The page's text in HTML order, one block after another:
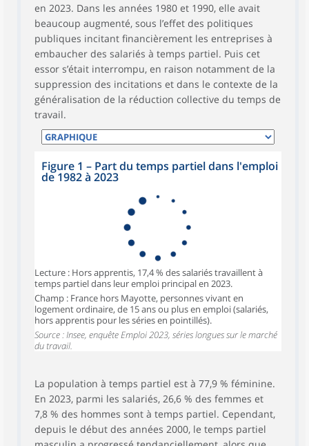
en 2023. Dans les années 1980 et 1990, elle avait
beaucoup augmenté, sous l’effet des politiques
publiques incitant financièrement les entreprises à
embaucher des salariés à temps partiel. Puis cet
essor s’était interrompu, en raison notamment de la
suppression des incitations et dans le contexte de la
généralisation de la réduction collective du temps de
travail.
Figure 1 – Part du temps partiel dans l'emploi
de 1982 à 2023
Lecture : Hors apprentis, 17,4 % des salariés travaillent à
temps partiel dans leur emploi principal en 2023.
Champ : France hors Mayotte, personnes vivant en
logement ordinaire, de 15 ans ou plus en emploi (salariés,
hors apprentis pour les séries en pointillés).
Source : Insee, enquête Emploi 2023, séries longues sur le marché
du travail.
La population à temps partiel est à 77,9 % féminine.
En 2023, parmi les salariés, 26,6 % des femmes et
7,8 % des hommes sont à temps partiel. Cependant,
depuis le début des années 2000, le temps partiel